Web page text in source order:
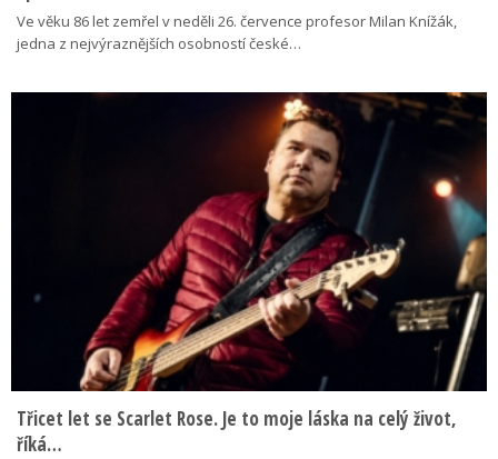
Ve věku 86 let zemřel v neděli 26. července profesor Milan Knížák,
jedna z nejvýraznějších osobností české…
Třicet let se Scarlet Rose. Je to moje láska na celý život,
říká…